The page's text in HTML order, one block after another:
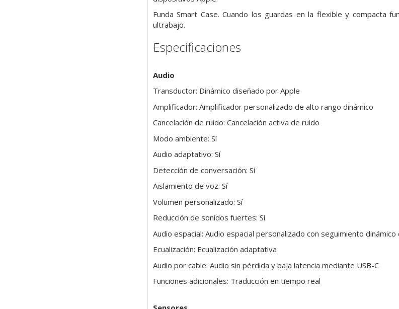
Funda Smart Case. Cuando los guardas en la flexible y compacta
ultrabajo.
Especificaciones
Audio
Transductor: Dinámico diseñado por Apple
Amplificador: Amplificador personalizado de alto rango dinámico
Cancelación de ruido: Cancelación activa de ruido
Modo ambiente: Sí
Audio adaptativo: Sí
Detección de conversación: Sí
Aislamiento de voz: Sí
Volumen personalizado: Sí
Reducción de sonidos fuertes: Sí
Audio espacial: Audio espacial personalizado con seguimiento dinámico
Ecualización: Ecualización adaptativa
Audio por cable: Audio sin pérdida y baja latencia mediante USB-C
Funciones adicionales: Traducción en tiempo real